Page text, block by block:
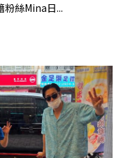
粉絲Mina日...